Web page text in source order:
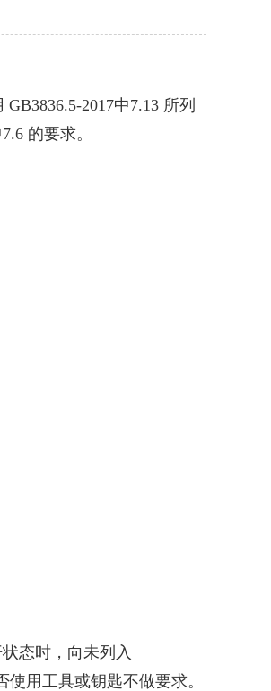
2017中7.13 所列
的要求。
态时，向未列入
用工具或钥匙不做要求。